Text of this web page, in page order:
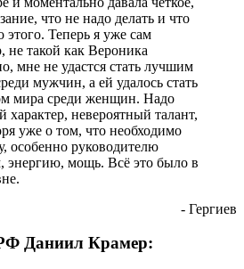
что не надо делать и что
этого. Теперь я уже сам
такой как Вероника
мне не удастся стать лучшим
мужчин, а ей удалось стать
мира среди женщин. Надо
характер, невероятный талант,
уже о том, что необходимо
особенно руководителю
энергию, мощь. Всё это было в
- Гергиев
Даниил Крамер: